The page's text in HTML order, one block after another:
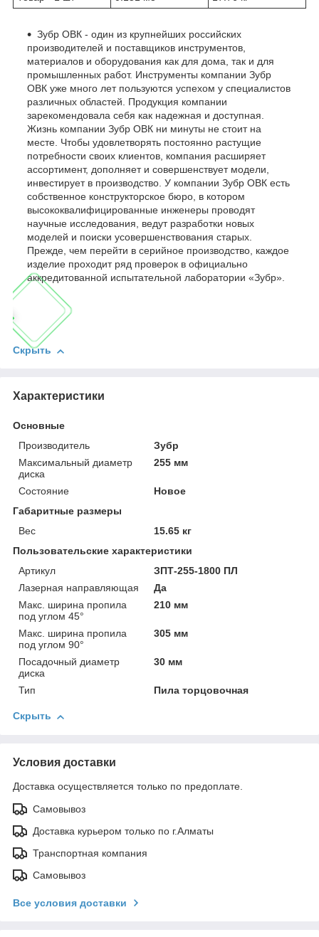
Зубр ОВК - один из крупнейших российских
производителей и поставщиков инструментов,
материалов и оборудования как для дома, так и для
промышленных работ. Инструменты компании Зубр
ОВК уже много лет пользуются успехом у специалистов
различных областей. Продукция компании
зарекомендовала себя как надежная и доступная.
Жизнь компании Зубр ОВК ни минуты не стоит на
месте. Чтобы удовлетворять постоянно растущие
потребности своих клиентов, компания расширяет
ассортимент, дополняет и совершенствует модели,
инвестирует в производство. У компании Зубр ОВК есть
собственное конструкторское бюро, в котором
высококвалифицированные инженеры проводят
научные исследования, ведут разработки новых
моделей и поиски усовершенствования старых.
Прежде, чем перейти в серийное производство, каждое
изделие проходит ряд проверок в официально
аккредитованной испытательной лаборатории «Зубр».
Скрыть
Характеристики
Основные
Производитель
Зубр
Максимальный диаметр
диска
255 мм
Состояние
Новое
Габаритные размеры
Вес
15.65 кг
Пользовательские характеристики
Артикул
ЗПТ-255-1800 ПЛ
Лазерная направляющая
Да
Макс. ширина пропила
под углом 45°
210 мм
Макс. ширина пропила
под углом 90°
305 мм
Посадочный диаметр
диска
30 мм
Тип Пила торцовочная
Скрыть
Условия доставки
Доставка осуществляется только по предоплате.
Самовывоз
Доставка курьером только по г.Алматы
Транспортная компания
Самовывоз
Все условия доставки